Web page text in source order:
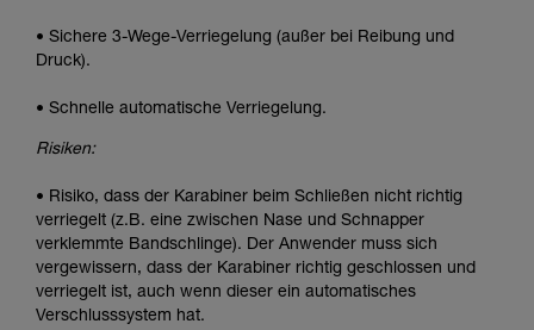
• Sichere 3-Wege-Verriegelung (außer bei Reibung und
Druck).
• Schnelle automatische Verriegelung.
Risiken:
• Risiko, dass der Karabiner beim Schließen nicht richtig
verriegelt (z.B. eine zwischen Nase und Schnapper
verklemmte Bandschlinge). Der Anwender muss sich
vergewissern, dass der Karabiner richtig geschlossen und
verriegelt ist, auch wenn dieser ein automatisches
Verschlusssystem hat.